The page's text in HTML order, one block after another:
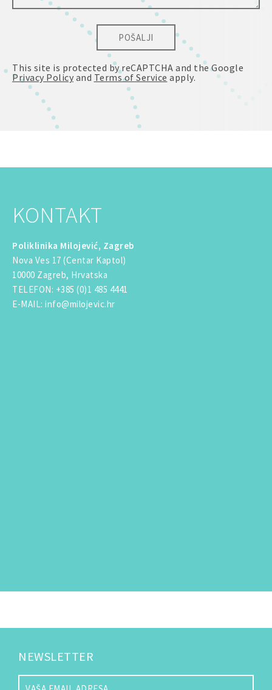
POŠALJI
This site is protected by reCAPTCHA and the Google
Privacy Policy and Terms of Service apply.
KONTAKT
Poliklinika Milojević, Zagreb
Nova Ves 17 (Centar Kaptol)
10000 Zagreb, Hrvatska
TELEFON: +385 (0)1 485 4441
E-MAIL : info@milojevic.hr
NEWSLETTER